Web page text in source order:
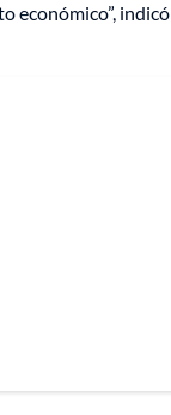
económico”,